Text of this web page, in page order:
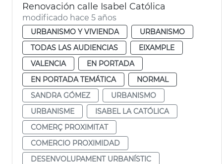
Renovación calle Isabel Católica
modificado hace 5 años
URBANISMO Y VIVIENDA
URBANISMO
TODAS LAS AUDIENCIAS
EIXAMPLE
VALENCIA
EN PORTADA
EN PORTADA TEMÁTICA
NORMAL
SANDRA GÓMEZ
URBANISMO
URBANISME
ISABEL LA CATÓLICA
COMERÇ PROXIMITAT
COMERCIO PROXIMIDAD
DESENVOLUPAMENT URBANÍSTIC